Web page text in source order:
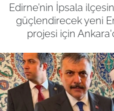
Edirne’nin İpsala
güçlendirecek yeni
projesi için
GÜNDEM
SAĞLIK
EĞİTİM